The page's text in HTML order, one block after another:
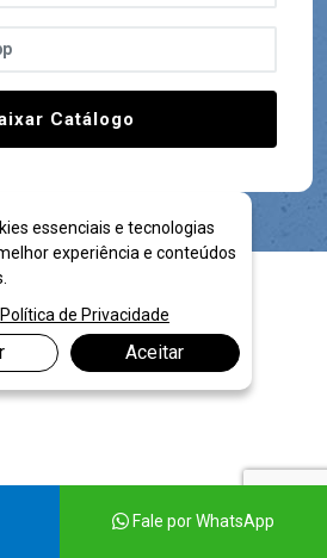
Catálogo
Fale por WhatsApp
essenciais e tecnologias
experiência e conteúdos
Política de Privacidade
Aceitar